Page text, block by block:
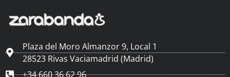
Plaza del Moro Almanzor 9, Local 1
28523 Rivas Vaciamadrid (Madrid)
+34 660 36 62 96